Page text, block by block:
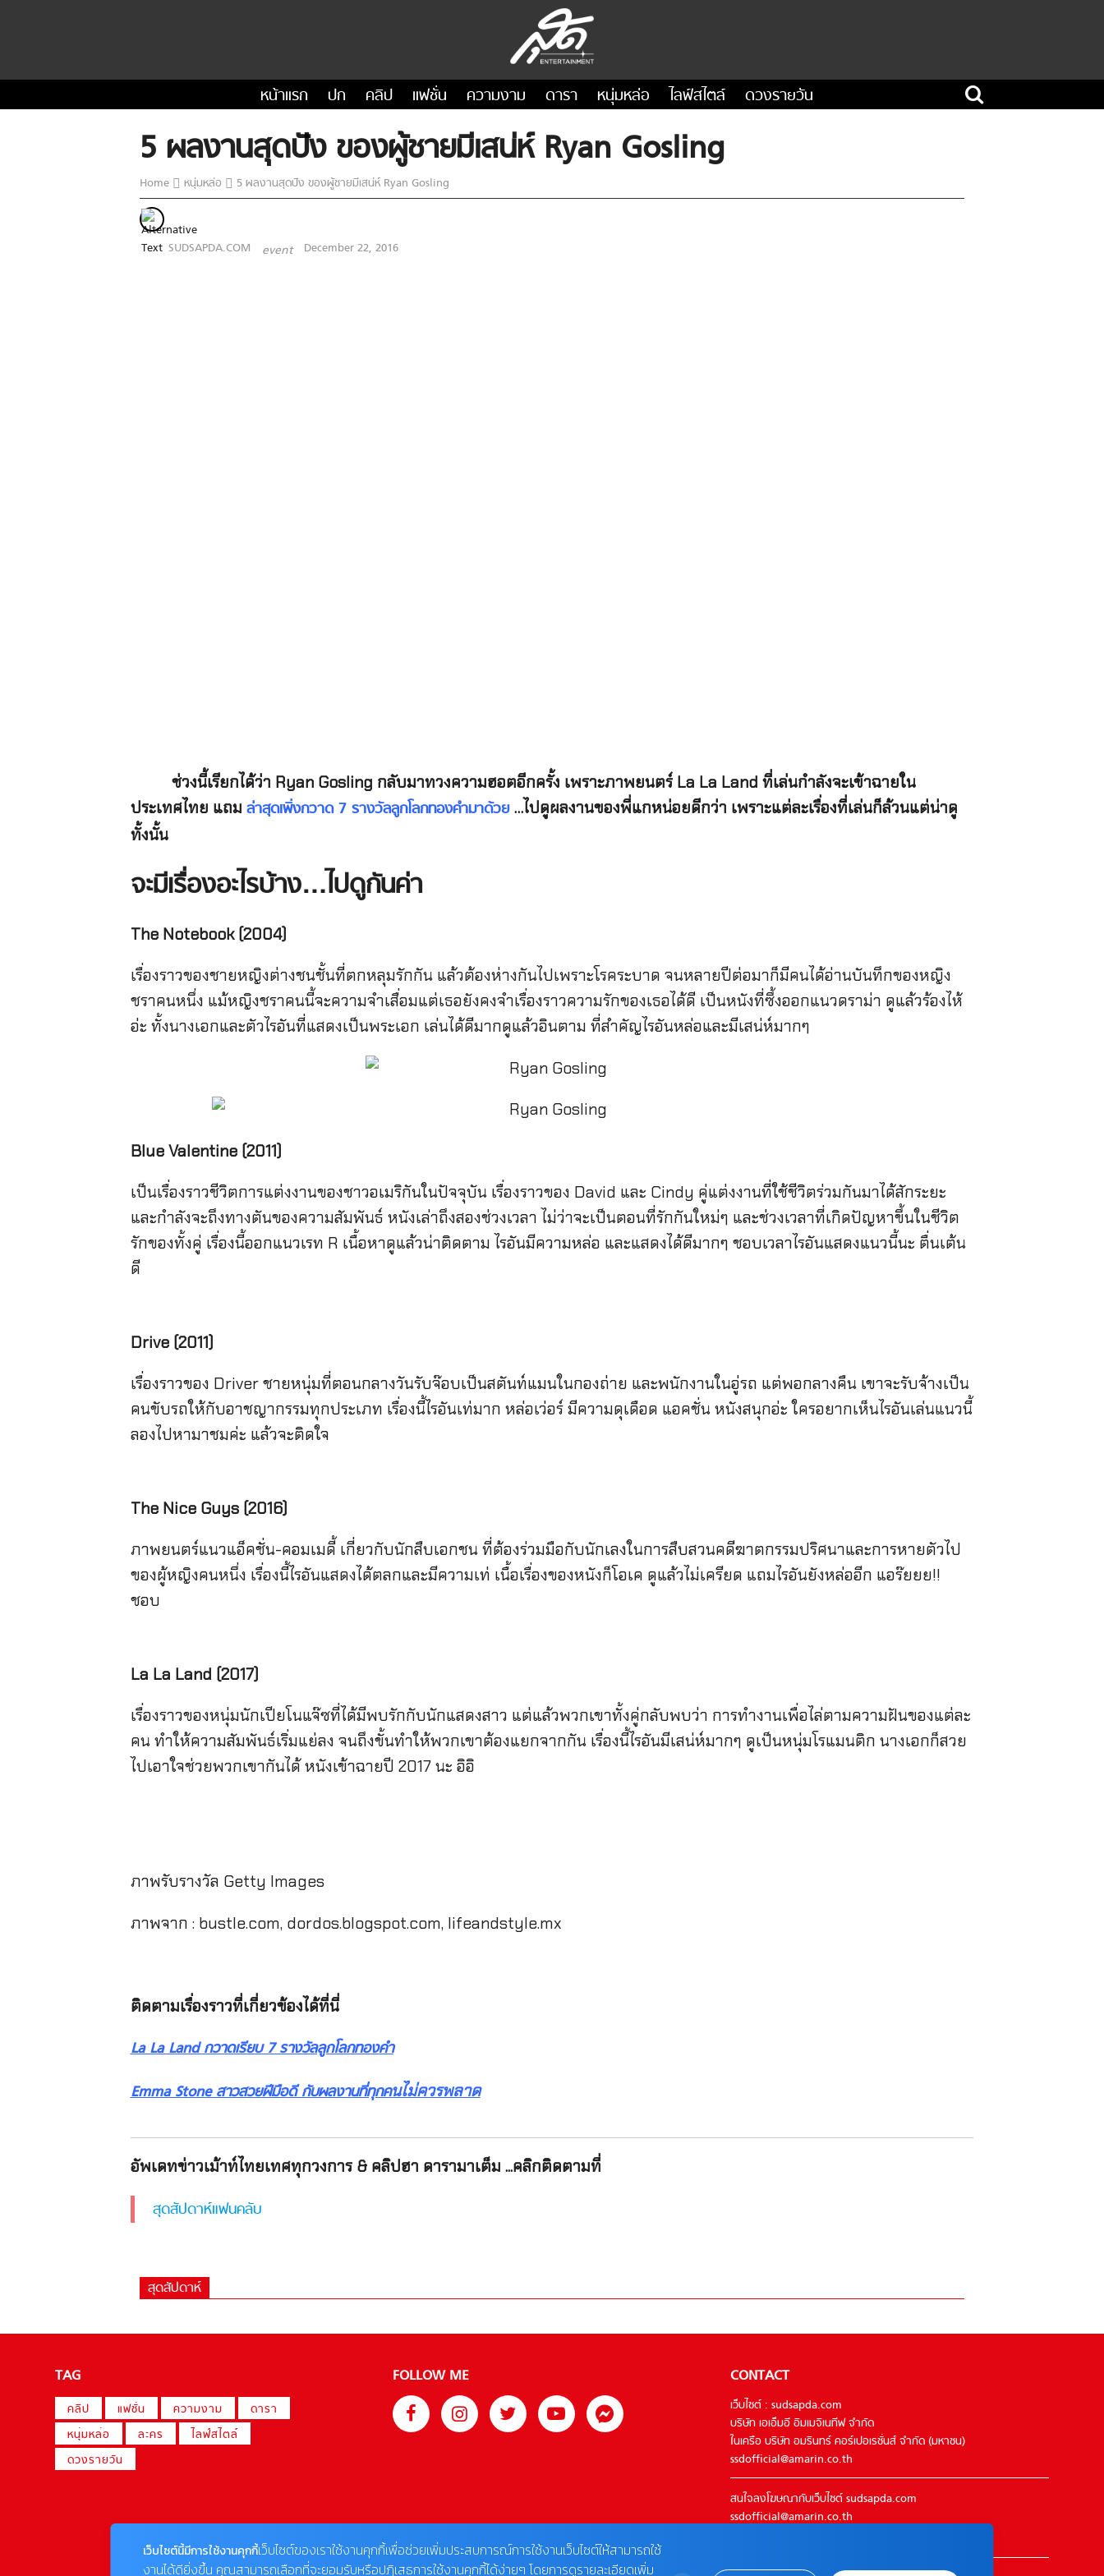
หน้าแรก ปก คลิป แฟชั่น ความงาม ดารา หนุ่มหล่อ ไลฟ์สไตล์ ดวงรายวัน
5 ผลงานสุดปัง ของผู้ชายมีเสน่ห์ Ryan Gosling
Home หนุ่มหล่อ 5 ผลงานสุดปัง ของผู้ชายมีเสน่ห์ Ryan Gosling
SUDSAPDA.COM event December 22, 2016
ช่วงนี้เรียกได้ว่า Ryan Gosling กลับมาทวงความฮอตอีกครั้ง เพราะภาพยนตร์ La La Land ที่เล่นกำลังจะเข้าฉายใน
ประเทศไทย แถม ล่าสุดเพิ่งกวาด 7 รางวัลลูกโลกทองคำมาด้วย …ไปดูผลงานของพี่แกหน่อยดีกว่า เพราะแต่ละเรื่องที่เล่นก็ล้วนแต่น่าดู
ทั้งนั้น
จะมีเรื่องอะไรบ้าง…ไปดูกันค่า
The Notebook (2004)
เรื่องราวของชายหญิงต่างชนชั้นที่ตกหลุมรักกัน แล้วต้องห่างกันไปเพราะโรคระบาด จนหลายปีต่อมาก็มีคนได้อ่านบันทึกของหญิง
ชราคนหนึ่ง แม้หญิงชราคนนี้จะความจำเสื่อมแต่เธอยังคงจำเรื่องราวความรักของเธอได้ดี เป็นหนังที่ซึ้งออกแนวดราม่า ดูแล้วร้องไห้
อ่ะ ทั้งนางเอกและตัวไรอันที่แสดงเป็นพระเอก เล่นได้ดีมากดูแล้วอินตาม ที่สำคัญไรอันหล่อและมีเสน่ห์มากๆ
Blue Valentine (2011)
เป็นเรื่องราวชีวิตการแต่งงานของชาวอเมริกันในปัจจุบัน เรื่องราวของ David และ Cindy คู่แต่งงานที่ใช้ชีวิตร่วมกันมาได้สักระยะ
และกำลังจะถึงทางตันของความสัมพันธ์ หนังเล่าถึงสองช่วงเวลา ไม่ว่าจะเป็นตอนที่รักกันใหม่ๆ และช่วงเวลาที่เกิดปัญหาขึ้นในชีวิต
รักของทั้งคู่ เรื่องนี้ออกแนวเรท R เนื้อหาดูแล้วน่าติดตาม ไรอันมีความหล่อ และแสดงได้ดีมากๆ ชอบเวลาไรอันแสดงแนวนี้นะ ตื่นเต้น
ดี
Drive (2011)
เรื่องราวของ Driver ชายหนุ่มที่ตอนกลางวันรับจ๊อบเป็นสตันท์แมนในกองถ่าย และพนักงานในอู่รถ แต่พอกลางคืน เขาจะรับจ้างเป็น
คนขับรถให้กับอาชญากรรมทุกประเภท เรื่องนี้ไรอันเท่มาก หล่อเว่อร์ มีความดุเดือด แอคชั่น หนังสนุกอ่ะ ใครอยากเห็นไรอันเล่นแนวนี้
ลองไปหามาชมค่ะ แล้วจะติดใจ
The Nice Guys (2016)
ภาพยนตร์แนวแอ็คชั่น-คอมเมดี้ เกี่ยวกับนักสืบเอกชน ที่ต้องร่วมมือกับนักเลงในการสืบสวนคดีฆาตกรรมปริศนาและการหายตัวไป
ของผู้หญิงคนหนึ่ง เรื่องนี้ไรอันแสดงได้ตลกและมีความเท่ เนื้อเรื่องของหนังก็โอเค ดูแล้วไม่เครียด แถมไรอันยังหล่ออีก แอร๊ยยย!!
ชอบ
La La Land (2017)
เรื่องราวของหนุ่มนักเปียโนแจ๊ซที่ได้มีพบรักกับนักแสดงสาว แต่แล้วพวกเขาทั้งคู่กลับพบว่า การทำงานเพื่อไล่ตามความฝันของแต่ละ
คน ทำให้ความสัมพันธ์เริ่มแย่ลง จนถึงขั้นทำให้พวกเขาต้องแยกจากกัน เรื่องนี้ไรอันมีเสน่ห์มากๆ ดูเป็นหนุ่มโรแมนติก นางเอกก็สวย
ไปเอาใจช่วยพวกเขากันได้ หนังเข้าฉายปี 2017 นะ อิอิ
ภาพรับรางวัล Getty Images
ภาพจาก : bustle.com, dordos.blogspot.com, lifeandstyle.mx
ติดตามเรื่องราวที่เกี่ยวข้องได้ที่นี่
La La Land กวาดเรียบ 7 รางวัลลูกโลกทองคำ
Emma Stone สาวสวยฝีมือดี กับผลงานที่ทุกคนไม่ควรพลาด
อัพเดทข่าวเม้าท์ไทยเทศทุกวงการ & คลิปฮา ดารามาเต็ม ...คลิกติดตามที่
สุดสัปดาห์แฟนคลับ
สุดสัปดาห์
TAG
คลิป แฟชั่น ความงาม
ดารา
หนุ่มหล่อ
ละคร
ไลฟ์สไตล์
ดวงรายวัน
FOLLOW ME CONTACT
เว็บไซต์ : sudsapda.com
บริษัท เอเอ็มอี อิมเมจิเนทีฟ จำกัด
ในเครือ บริษัท อมรินทร์ คอร์เปอเรชั่นส์ จำกัด (มหาชน)
ssdofficial@amarin.co.th
สนใจลงโฆษณากับเว็บไซต์ sudsapda.com
ssdofficial@amarin.co.th
เว็บไซต์นี้มีการใช้งานคุกกี้เว็บไซต์ของเราใช้งานคุกกี้เพื่อช่วยเพิ่มประสบการณ์การใช้งานเว็บไซต์ให้สามารถใช้
งานได้ดียิ่งขึ้น คุณสามารถเลือกที่จะยอมรับหรือปฏิเสธการใช้งานคุกกี้ได้ง่ายๆ โดยการดูรายละเอียดเพิ่ม